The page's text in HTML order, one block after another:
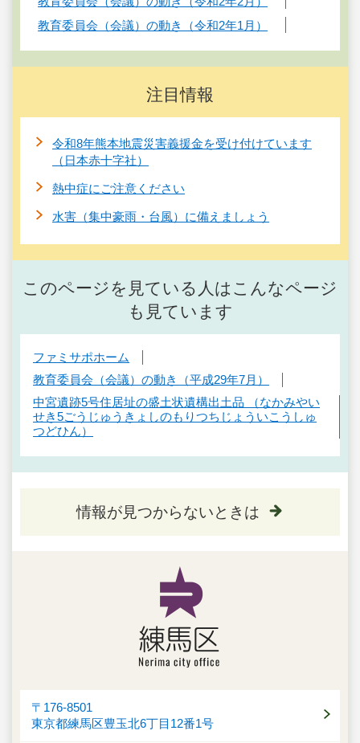
教育委員会（会議）の動き（令和2年1月）
注目情報
令和8年熊本地震災害義援金を受け付けています
（日本赤十字社）
熱中症にご注意ください
水害（集中豪雨・台風）に備えましょう
このページを見ている人はこんなページ
も見ています
ファミサポホーム
教育委員会（会議）の動き（平成29年7月）
中宮遺跡5号住居址の盛土状遺構出土品 （なかみやい
せき5ごうじゅうきょしのもりつちじょういこうしゅ
つどひん）
情報が見つからないときは
〒176-8501
東京都練馬区豊玉北6丁目12番1号